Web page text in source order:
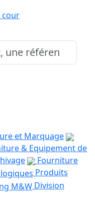
et Marquage
& Equipement de
Fourniture
Produits
Division